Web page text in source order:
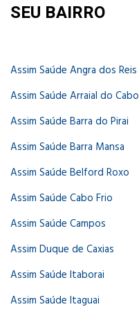
SEU BAIRRO
Assim Saúde Angra dos Reis
Assim Saúde Arraial do Cabo
Assim Saúde Barra do Pirai
Assim Saúde Barra Mansa
Assim Saúde Belford Roxo
Assim Saúde Cabo Frio
Assim Saúde Campos
Assim Duque de Caxias
Assim Saúde Itaborai
Assim Saúde Itaguai